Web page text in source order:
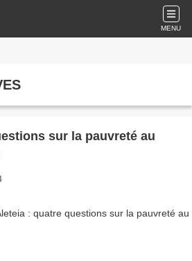
MENU
sur la pauvreté au